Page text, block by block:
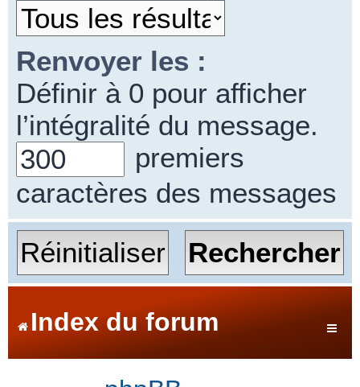
Renvoyer les :
Définir à 0 pour afficher
l’intégralité du message.
premiers
caractères des messages
Index du forum